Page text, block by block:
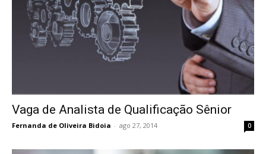
Vaga de Analista de Qualificação Sênior
Fernanda de Oliveira Bidoia - ago 27, 2014 0